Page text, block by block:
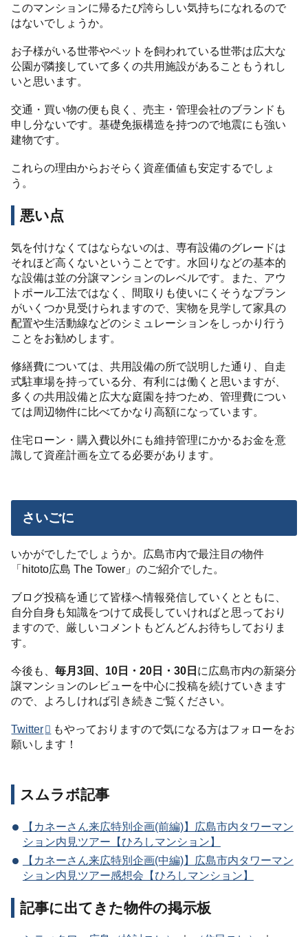
このマンションに帰るたび誇らしい気持ちになれるので
はないでしょうか。
お子様がいる世帯やペットを飼われている世帯は広大な
公園が隣接していて多くの共用施設があることもうれし
いと思います。
交通・買い物の便も良く、売主・管理会社のブランドも
申し分ないです。基礎免振構造を持つので地震にも強い
建物です。
これらの理由からおそらく資産価値も安定するでしょ
う。
悪い点
気を付けなくてはならないのは、専有設備のグレードは
それほど高くないということです。水回りなどの基本的
な設備は並の分譲マンションのレベルです。また、アウ
トポール工法ではなく、間取りも使いにくそうなプラン
がいくつか見受けられますので、実物を見学して家具の
配置や生活動線などのシミュレーションをしっかり行う
ことをお勧めします。
修繕費については、共用設備の所で説明した通り、自走
式駐車場を持っている分、有利には働くと思いますが、
多くの共用設備と広大な庭園を持つため、管理費につい
ては周辺物件に比べてかなり高額になっています。
住宅ローン・購入費以外にも維持管理にかかるお金を意
識して資産計画を立てる必要があります。
さいごに
いかがでしたでしょうか。広島市内で最注目の物件
「hitoto広島 The Tower」のご紹介でした。
ブログ投稿を通じて皆様へ情報発信していくとともに、
自分自身も知識をつけて成長していければと思っており
ますので、厳しいコメントもどんどんお待ちしておりま
す。
今後も、毎月3回、10日・20日・30日に広島市内の新築分
譲マンションのレビューを中心に投稿を続けていきます
ので、よろしければ引き続きご覧ください。
Twitter
もやっておりますので気になる方はフォローをお
願いします！
スムラボ記事
【カネーさん来広特別企画(前編)】広島市内タワーマン
ション内見ツアー【ひろしマンション】
【カネーさん来広特別企画(中編)】広島市内タワーマン
ション内見ツアー感想会【ひろしマンション】
記事に出てきた物件の掲示板